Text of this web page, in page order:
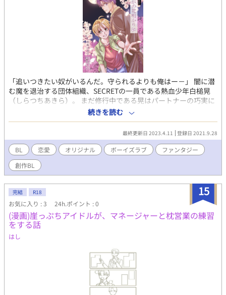
「追いつきたい奴がいるんだ。守られるよりも俺はー－」 闇に潜
む魔を退治する団体組織、SECRETの一員である熱血少年白槌晃
（しらつちあきら）。 まだ修行中である晃はパートナーの巧実に
守られてばかりで強くなりたいと願っている。 晃のパートナーで
あり従兄弟でもある白槌巧実（しらつちたくみ）はSECRETの結
成者であり誰よりも知識と能力に長けている青年。晃を溺愛し、
構ってくる割りには本心がまるで掴めない。 そんな巧実に振り回
されつつ、それでも一つの想いを胸に頑張る晃を待ち受けていた
のは、芸能事務所のアイドル候補生の寮で起こる怪奇現象と幽霊
騒ぎを解決して欲しいという依頼だった。 「よすがの花明かり」
よすがとは心のよりどころ。 花明かりのような誰かの心が貴方の
心のよりどころとなり、暗く沈む時も明るく照らしてくれます様
に。 そんな想いを作品に込めたちょい残念イケメン×熱血少年が
織り成す現代ファンタジーBL。
続きを読む
最終更新日 2023.4.11 登録日 2021.9.28
BL 恋愛 オリジナル ボーイズラブ
ファンタジー
創作BL
15
完結 R18
お気に入り : 3 24h.ポイント : 0
(漫画)崖っぷちアイドルが、マネージャーと枕営業の練習
をする話
はし